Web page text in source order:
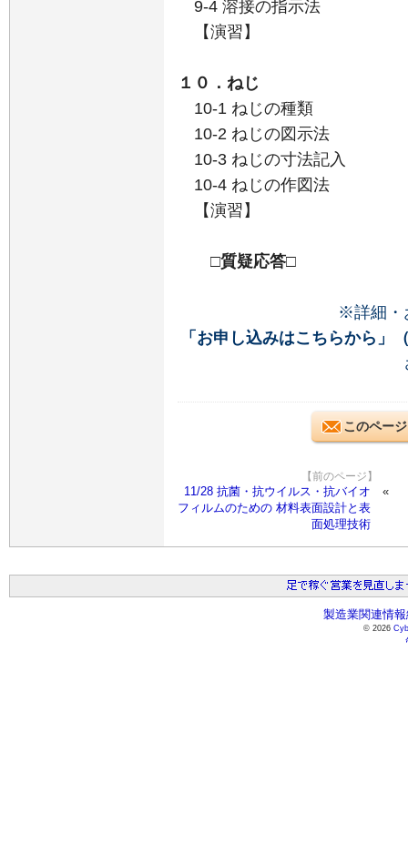
9-4 溶接の指示法
【演習】
１０．ねじ
10-1 ねじの種類
10-2 ねじの図示法
10-3 ねじの寸法記入
10-4 ねじの作図法
【演習】
□質疑応答□
※詳細・
「お申し込みはこちらから」
このペー
【前のページ】
11/28 抗菌・抗ウイルス・抗バイオ
フィルムのための 材料表面設計と表
面処理技術
製造業関連情
© 2026